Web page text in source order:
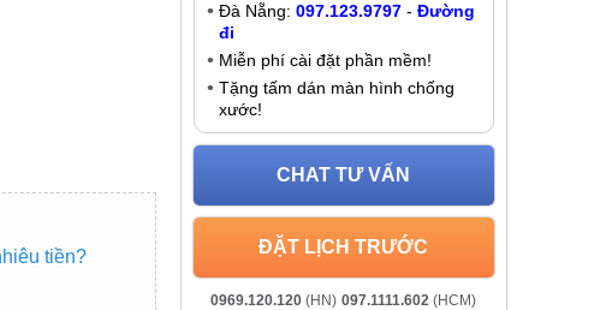
tiền?
Đà Nẵng: 097.123.9797- Đường
đi
Miễn phí cài đặt phần mềm!
Tặng tấm dán màn hình chống
xước!
CHAT TƯ VẤN
ĐẶT LỊCH TRƯỚC
0969.120.120 (HN) 097.1111.602 (HCM)